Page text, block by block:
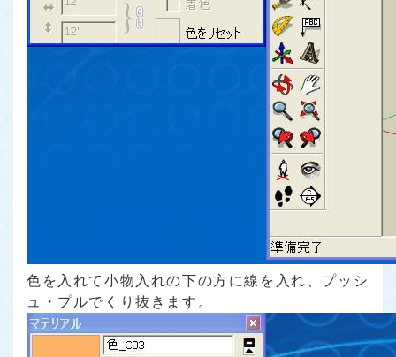
色を入れて小物入れの下の方に線を入れ、プッシ
ュ・プルでくり抜きます。